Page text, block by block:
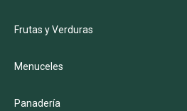
Frutas y Verduras
Menuceles
Panadería